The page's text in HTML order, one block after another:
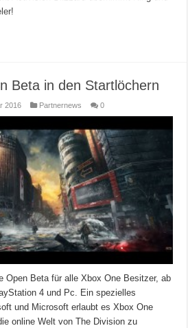
Beta in den Startlöchern
2016 Partnernews 0
Open Beta für alle Xbox One Besitzer, ab
4 und Pc. Ein spezielles
und Microsoft erlaubt es Xbox One
online Welt von The Division zu